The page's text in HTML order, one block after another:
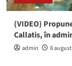
(VIDEO)
Callatis, în
admin 8